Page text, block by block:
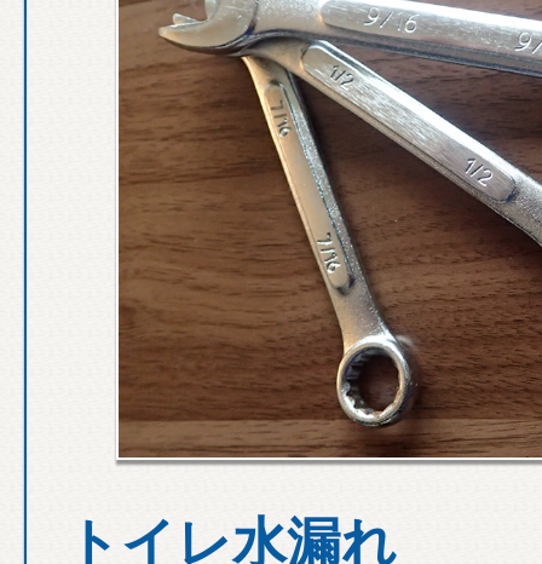
トイレ水漏れ